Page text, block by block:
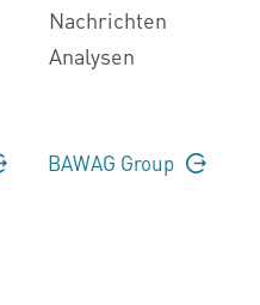
Nachrichten
Analysen
BAWAG Group